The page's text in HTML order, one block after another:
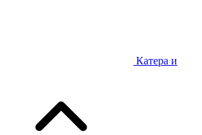
Катера и